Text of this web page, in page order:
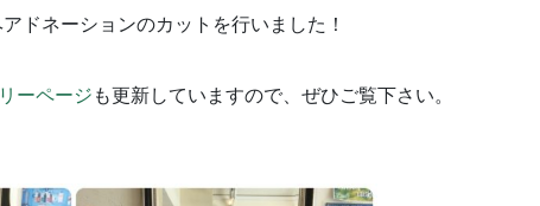
ドネーションのカットを行いました！
ーページ も更新していますので、ぜひご覧下さい。